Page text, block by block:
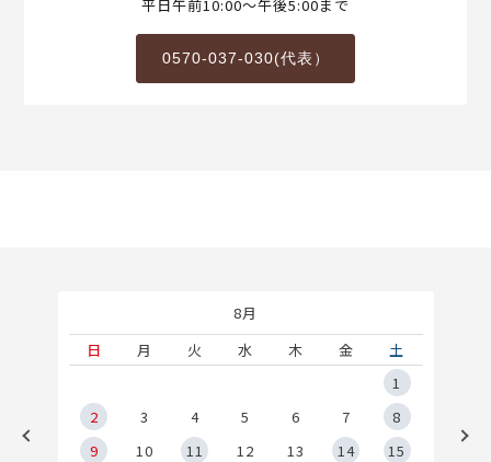
平日午前10:00～午後5:00まで
0570-037-030(代表）
8月
日
月 火 水 木 金
土
1
2
3 4 5 6 7
8
9
10 11 12 13 14
15